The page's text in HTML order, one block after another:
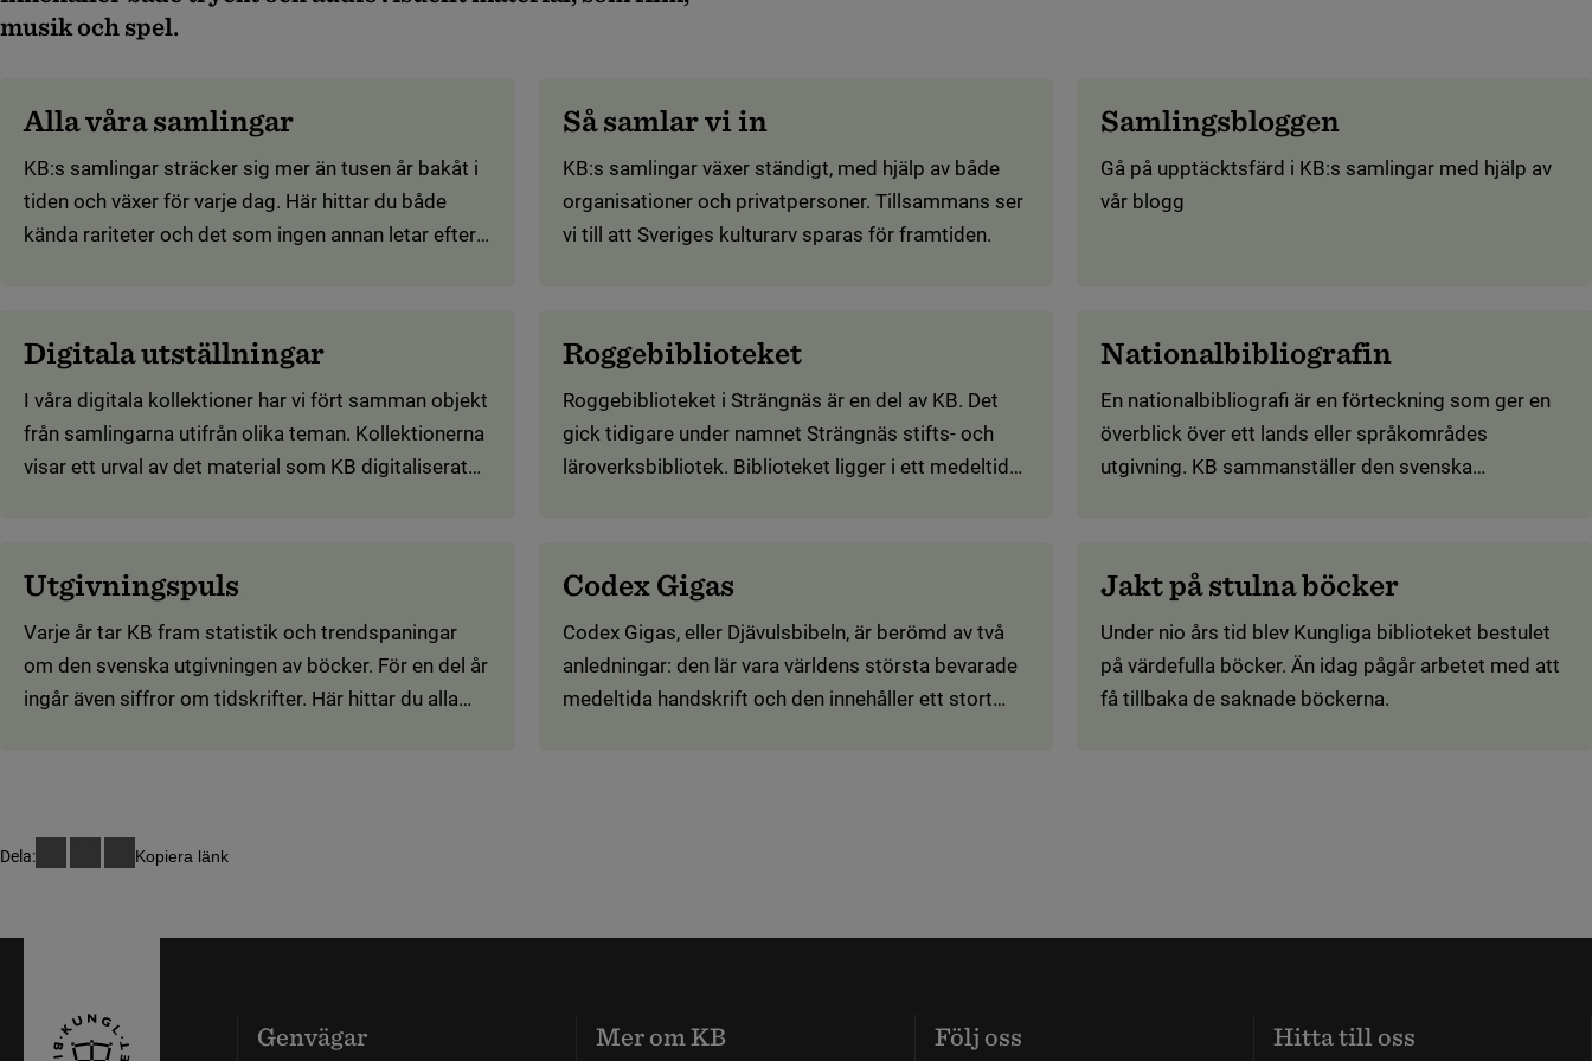
musik och spel.
Alla våra samlingar
KB:s samlingar sträcker sig mer än tusen år bakåt i
tiden och växer för varje dag. Här hittar du både
kända rariteter och det som ingen annan letar efter.
Så samlar vi in
KB:s samlingar växer ständigt, med hjälp av både
organisationer och privatpersoner. Tillsammans ser
vi till att Sveriges kulturarv sparas för framtiden.
Samlingsbloggen
Gå på upptäcktsfärd i KB:s samlingar med hjälp av
vår blogg
Digitala utställningar
I våra digitala kollektioner har vi fört samman objekt
från samlingarna utifrån olika teman. Kollektionerna
visar ett urval av det material som KB digitaliserat
Roggebiblioteket
Roggebiblioteket i Strängnäs är en del av KB. Det
gick tidigare under namnet Strängnäs stifts- och
läroverksbibliotek. Biblioteket ligger i ett medeltida
Nationalbibliografin
En nationalbibliografi är en förteckning som ger en
överblick över ett lands eller språkområdes
utgivning. KB sammanställer den svenska
Utgivningspuls
Varje år tar KB fram statistik och trendspaningar
om den svenska utgivningen av böcker. För en del år
ingår även siffror om tidskrifter. Här hittar du alla
Codex Gigas
Codex Gigas, eller Djävulsbibeln, är berömd av två
anledningar: den lär vara världens största bevarade
medeltida handskrift och den innehåller ett stort
Jakt på stulna böcker
Under nio års tid blev Kungliga biblioteket bestulet
på värdefulla böcker. Än idag pågår arbetet med att
få tillbaka de saknade böckerna.
Dela: Kopiera länk
Genvägar Mer om KB Följ oss Hitta till oss